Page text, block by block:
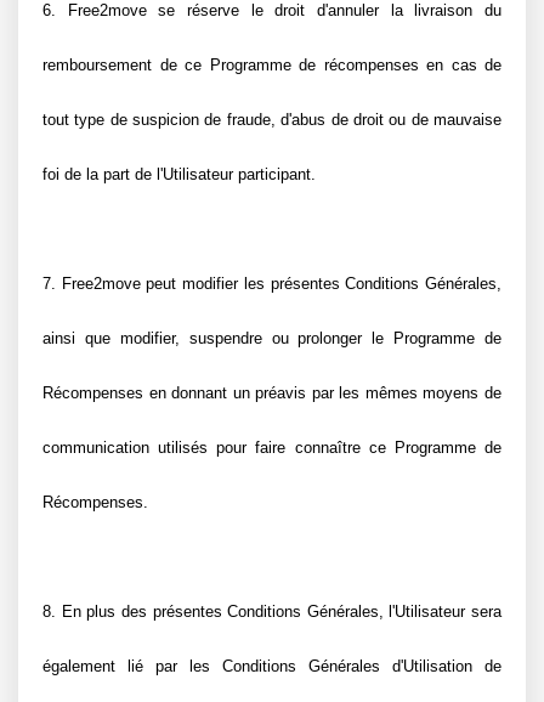
6. Free2move se réserve le droit d'annuler la livraison du
remboursement de ce Programme de récompenses en cas de
tout type de suspicion de fraude, d'abus de droit ou de mauvaise
foi de la part de l'Utilisateur participant.
7. Free2move peut modifier les présentes Conditions Générales,
ainsi que modifier, suspendre ou prolonger le Programme de
Récompenses en donnant un préavis par les mêmes moyens de
communication utilisés pour faire connaître ce Programme de
Récompenses.
8. En plus des présentes Conditions Générales, l'Utilisateur sera
également lié par les Conditions Générales d'Utilisation de